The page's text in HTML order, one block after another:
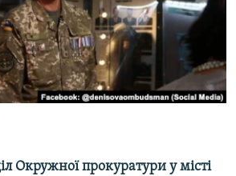
КРИМУ
Окружної прокуратури у місті